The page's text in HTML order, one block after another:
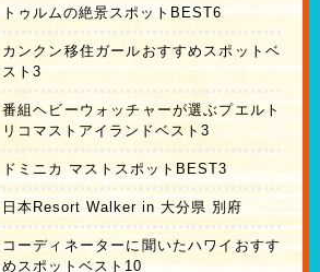
トゥルムの絶景スポットBEST6
カンクン移住ガールおすすめスポットベ
スト3
番組ヘビーウォッチャーが選ぶプエルト
リコマストアイランドベスト3
ドミニカ マストスポットBEST3
日本Resort Walker in 大分県 別府
コーディネーターに聞いたハワイおすす
めスポットベスト10